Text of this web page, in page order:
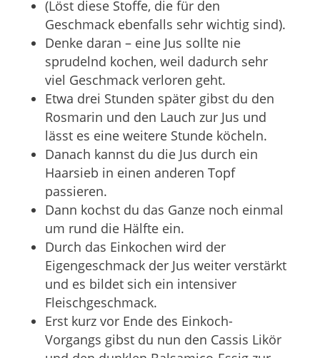
(Löst diese Stoffe, die für den
Geschmack ebenfalls sehr wichtig sind).
Denke daran – eine Jus sollte nie
sprudelnd kochen, weil dadurch sehr
viel Geschmack verloren geht.
Etwa drei Stunden später gibst du den
Rosmarin und den Lauch zur Jus und
lässt es eine weitere Stunde köcheln.
Danach kannst du die Jus durch ein
Haarsieb in einen anderen Topf
passieren.
Dann kochst du das Ganze noch einmal
um rund die Hälfte ein.
Durch das Einkochen wird der
Eigengeschmack der Jus weiter verstärkt
und es bildet sich ein intensiver
Fleischgeschmack.
Erst kurz vor Ende des Einkoch-
Vorgangs gibst du nun den Cassis Likör